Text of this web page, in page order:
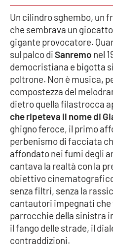
Meteo
Editoriali
VIDEO
Ambiente
Cronaca
Cultura
Economia e Lavoro
Politica
Sanità
Società
Un cilindro sghembo, un
che sembrava un
gigante provocatore.
sul palco diSanremo nel
democristiana e bigotta
poltrone. Non è musica,
compostezza del
dietro quella filastrocca
che ripeteva il nome di
ghigno feroce, il primo
perbenismo di facciata
affondato nei fumi degli
cantava la realtà con la
obiettivo
senza filtri, senza la
cantautori impegnati che
parrocchie della sinistra
il fango delle strade, il
contraddizioni.